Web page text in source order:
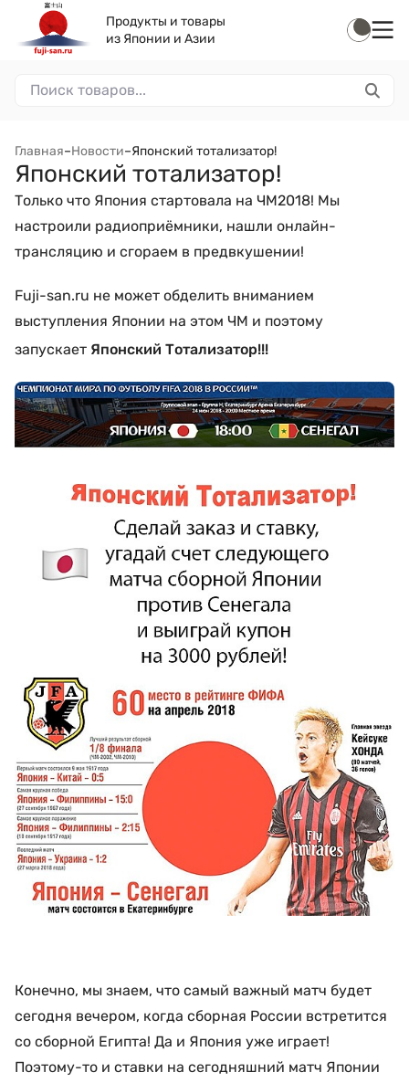
Продукты и товары
из Японии и Азии
Главная–Новости–Японский тотализатор!
Японский тотализатор!
Только что Япония стартовала на ЧМ2018! Мы
настроили радиоприёмники, нашли онлайн-
трансляцию и сгораем в предвкушении!
Fuji-san.ru не может обделить вниманием
выступления Японии на этом ЧМ и поэтому
запускает Японский Тотализатор!!!
Конечно, мы знаем, что самый важный матч будет
сегодня вечером, когда сборная России встретится
со сборной Египта! Да и Япония уже играет!
Поэтому-то и ставки на сегодняшний матч Японии